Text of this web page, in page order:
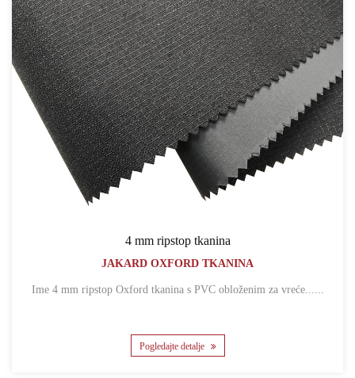
4 mm ripstop tkanina
JAKARD OXFORD TKANINA
Ime 4 mm ripstop Oxford tkanina s PVC obloženim za vreće......
Pogledajte detalje